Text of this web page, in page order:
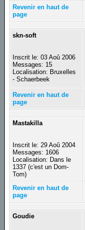
Revenir en haut de
page
skn-soft
Inscrit le: 03 Aoû 2006
Messages: 15
Localisation: Bruxelles
- Schaerbeek
Revenir en haut de
page
Mastakilla
Inscrit le: 29 Aoû 2004
Messages: 1606
Localisation: Dans le
1337 (c'est un Dom-
Tom)
Revenir en haut de
page
Goudie